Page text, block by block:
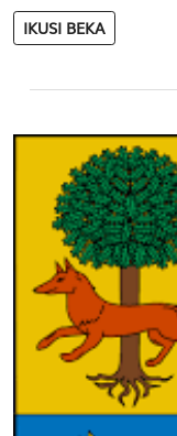
IKUSI BEKA